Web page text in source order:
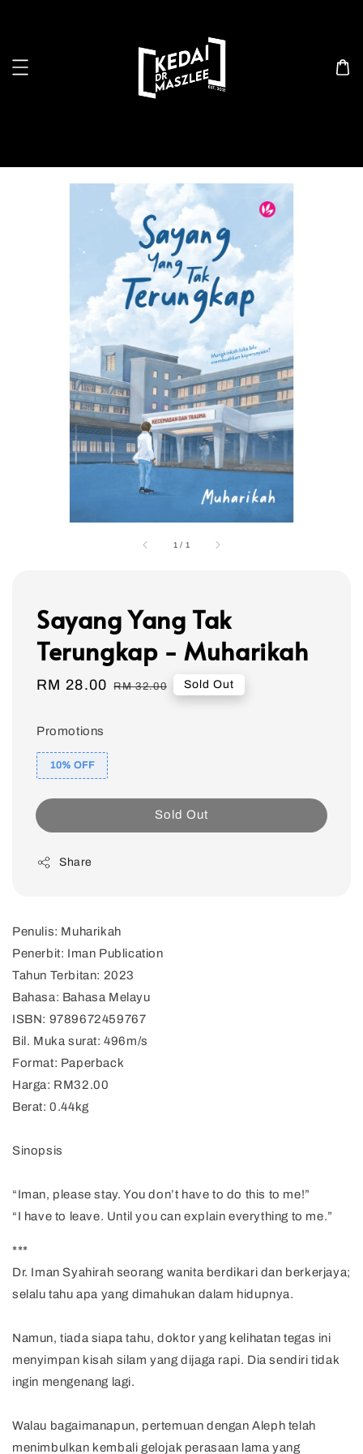
1 / 1
Sayang Yang Tak
Terungkap - Muharikah
Sale
RM 28.00 Regular
RM 32.00 Sold Out
Promotions
10% OFF
Sold Out
Share
Penulis: Muharikah
Penerbit: Iman Publication
Tahun Terbitan: 2023
Bahasa: Bahasa Melayu
ISBN: 9789672459767
Bil. Muka surat: 496m/s
Format: Paperback
Harga: RM32.00
Berat: 0.44kg
Sinopsis
“Iman, please stay. You don’t have to do this to me!”
“I have to leave. Until you can explain everything to me.”
***
Dr. Iman Syahirah seorang wanita berdikari dan berkerjaya;
selalu tahu apa yang dimahukan dalam hidupnya.
Namun, tiada siapa tahu, doktor yang kelihatan tegas ini
menyimpan kisah silam yang dijaga rapi. Dia sendiri tidak
ingin mengenang lagi.
Walau bagaimanapun, pertemuan dengan Aleph telah
menimbulkan kembali gelojak perasaan lama yang